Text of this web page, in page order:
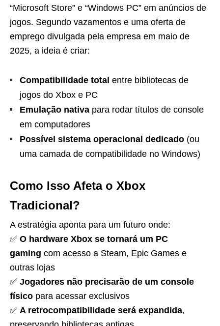
“Microsoft Store” e “Windows PC” em anúncios de
jogos. Segundo vazamentos e uma oferta de
emprego divulgada pela empresa em maio de
2025, a ideia é criar:
Compatibilidade total entre bibliotecas de
jogos do Xbox e PC
Emulação nativa para rodar títulos de console
em computadores
Possível sistema operacional dedicado (ou
uma camada de compatibilidade no Windows)
Como Isso Afeta o Xbox
Tradicional?
A estratégia aponta para um futuro onde:
✅ O hardware Xbox se tornará um PC
gaming com acesso a Steam, Epic Games e
outras lojas
✅ Jogadores não precisarão de um console
físico para acessar exclusivos
✅ A retrocompatibilidade será expandida,